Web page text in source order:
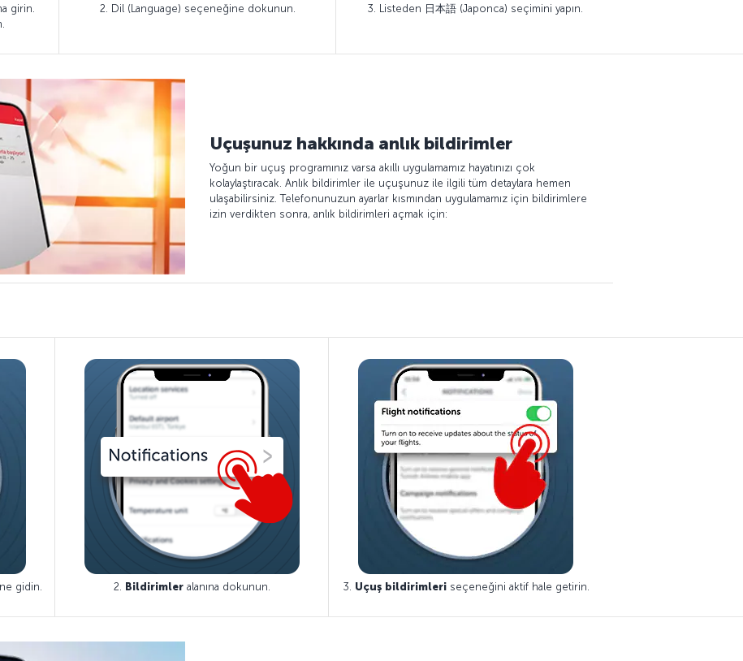
girin.
2. Dil (Language) seçeneğine dokunun. 3. Listeden 日本語 (Japonca) seçimini yapın.
Uçuşunuz hakkında anlık bildirimler
Yoğun bir uçuş programınız varsa akıllı uygulamamız hayatınızı çok
kolaylaştıracak. Anlık bildirimler ile uçuşunuz ile ilgili tüm detaylara hemen
ulaşabilirsiniz. Telefonunuzun ayarlar kısmından uygulamamız için bildirimlere
izin verdikten sonra, anlık bildirimleri açmak için:
gidin. 2. Bildirimleralanına dokunun. 3. Uçuş bildirimleriseçeneğini aktif hale getirin.